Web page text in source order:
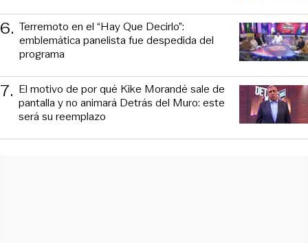
6. Terremoto en el “Hay Que Decirlo”:
emblemática panelista fue despedida del
programa
7. El motivo de por qué Kike Morandé sale de
pantalla y no animará Detrás del Muro: este
será su reemplazo